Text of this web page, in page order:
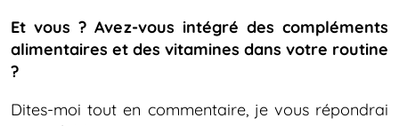
Et vous ? Avez-vous intégré des compléments
alimentaires et des vitamines dans votre routine
?
Dites-moi tout en commentaire, je vous répondrai